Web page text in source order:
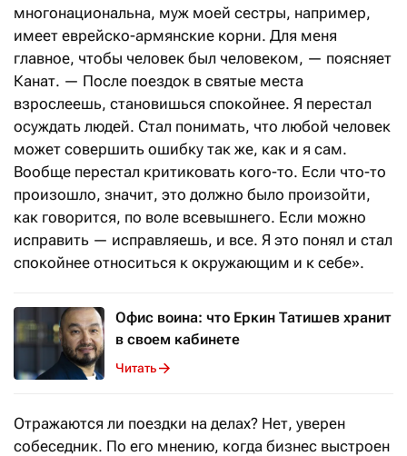
многонациональна, муж моей сестры, например,
имеет еврейско-армянские корни. Для меня
главное, чтобы человек был человеком, — поясняет
Канат. — После поездок в святые места
взрослеешь, становишься спокойнее. Я перестал
осуждать людей. Стал понимать, что любой человек
может совершить ошибку так же, как и я сам.
Вообще перестал критиковать кого-то. Если что-то
произошло, значит, это должно было произойти,
как говорится, по воле всевышнего. Если можно
исправить — исправляешь, и все. Я это понял и стал
спокойнее относиться к окружающим и к себе».
Офис воина: что Еркин Татишев хранит
в своем кабинете
Читать
Отражаются ли поездки на делах? Нет, уверен
собеседник. По его мнению, когда бизнес выстроен